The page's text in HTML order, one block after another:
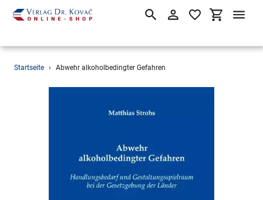
Direkt
SuchenEinloggen
Startseite › Abwehr alkoholbedingter Gefahren